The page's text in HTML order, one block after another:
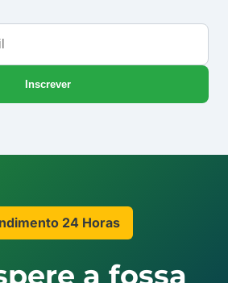
Inscrever
24 Horas
a fossa